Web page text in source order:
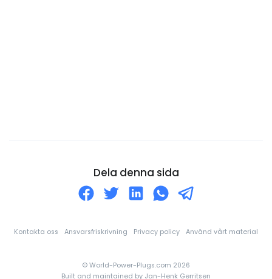
El Salvador
Dela denna sida
Kontakta oss Ansvarsfriskrivning Privacy policy Använd vårt material
© World-Power-Plugs.com 2026
Built and maintained by Jan-Henk Gerritsen